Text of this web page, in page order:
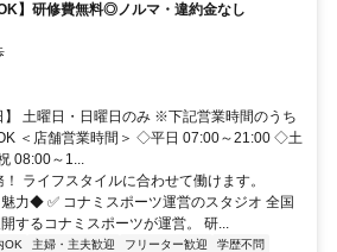
】研修費無料◎ノルマ・違約金なし
】 土曜日・日曜日のみ ※下記営業時間のうち
＜店舗営業時間＞ ◇平日 07:00～21:00 ◇土
08:00～1...
ライフスタイルに合わせて働けます。
力◆ ✅ コナミスポーツ運営のスタジオ 全国
するコナミスポーツが運営。 研...
OK 主婦・主夫歓迎 フリーター歓迎
学歴不問